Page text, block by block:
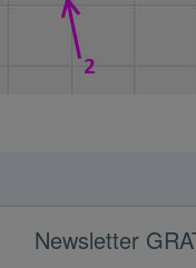
Newsletter